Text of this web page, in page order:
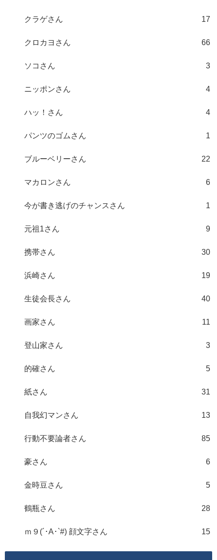
クラゲさん 17
クロカヨさん 66
ソコさん 3
ニッポンさん 4
ハッ！さん 4
パンツのゴムさん 1
ブルーベリーさん 22
マカロンさん 6
今が書き逃げのチャンスさん 1
元祖1さん 9
携帯さん 30
浜崎さん 19
生徒会長さん 40
画家さん 11
登山家さん 3
的確さん 5
紙さん 31
自我幻マンさん 13
行動不要論者さん 85
豪さん 6
金時豆さん 5
鶴瓶さん 28
ｍ９(´･A･`#) 顔文字さん 15